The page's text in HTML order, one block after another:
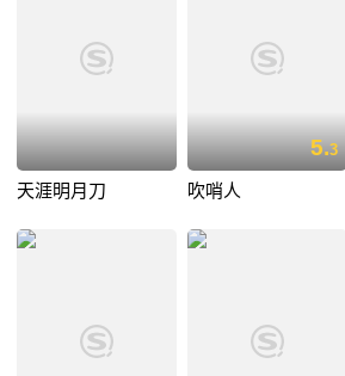
天涯明月刀
5.3
吹哨人